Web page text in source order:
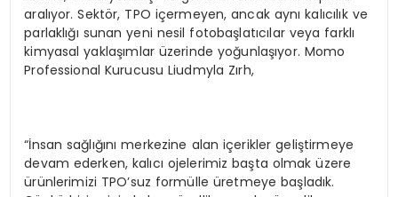
aralıyor. Sektör, TPO içermeyen, ancak aynı kalıcılık ve
parlaklığı sunan yeni nesil fotobaşlatıcılar veya farklı
kimyasal yaklaşımlar üzerinde yoğunlaşıyor. Momo
Professional Kurucusu Liudmyla Zırh,
“İnsan sağlığını merkezine alan içerikler geliştirmeye
devam ederken, kalıcı ojelerimiz başta olmak üzere
ürünlerimizi TPO’suz formülle üretmeye başladık.